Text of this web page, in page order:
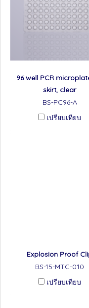
96 well PCR
skirt, clear
BS-PC96-A
เปรียบเทียบ
Explosion Proof
BS-15-MTC-010
เปรียบเทียบ